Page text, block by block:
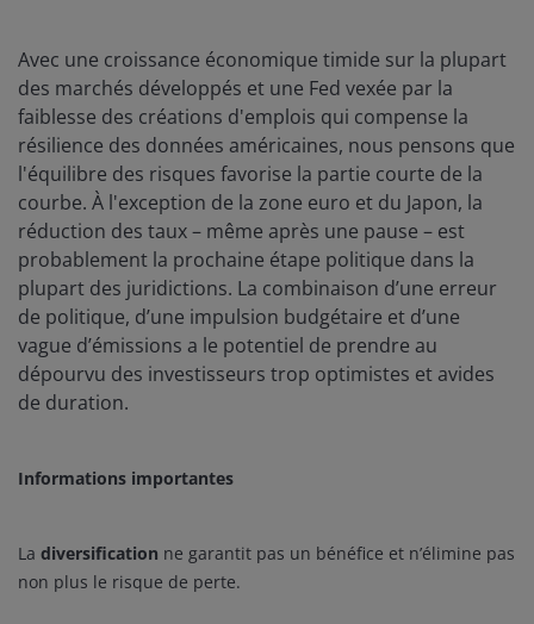
Avec une croissance économique timide sur la plupart
des marchés développés et une Fed vexée par la
faiblesse des créations d'emplois qui compense la
résilience des données américaines, nous pensons que
l'équilibre des risques favorise la partie courte de la
courbe. À l'exception de la zone euro et du Japon, la
réduction des taux – même après une pause – est
probablement la prochaine étape politique dans la
plupart des juridictions. La combinaison d’une erreur
de politique, d’une impulsion budgétaire et d’une
vague d’émissions a le potentiel de prendre au
dépourvu des investisseurs trop optimistes et avides
de duration.
Informations importantes
La diversification ne garantit pas un bénéfice et n’élimine pas
non plus le risque de perte.